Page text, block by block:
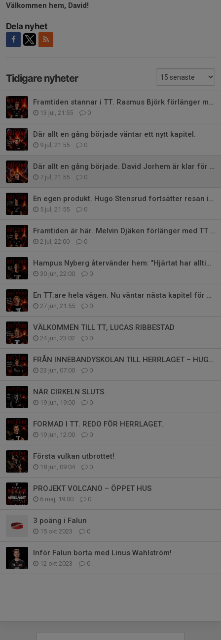
Välkommen hem, David!
Dela nyhet
Tidigare nyheter
Framtiden stannar i TT. Rasmus Björk förlänger med TT Herr!
13 jul, 21:55 0
Där allt en gång började väntar ett nytt kapitel.
9 jul, 21:55 0
Där allt en gång började. David Jorhem är klar för TT Herr!
7 jul, 21:55 0
En egen produkt. Hugo Stensrud fortsätter resan i TT Herr!
5 jul, 21:55 0
Framtiden är här. Melvin Djäken förlänger med TT Herr!
2 jul, 22:00 0
Hampus Nyberg återvänder hem: "Hjärtat har alltid slagit hårt för TT"
30 jun, 22:00 0
En TT:are hela vägen. Nu väntar nästa kapitel för Nils Carvbo.
27 jun, 21:55 0
VÄLKOMMEN TILL TT, LUCAS RIBBESTAD
24 jun, 23:02 0
FRÅN INNEBANDYSKOLAN TILL HERRLAGET – HUGO FORTSÄTTER RESAN I TT
23 jun, 07:00 0
NÄR CIRKELN SLUTS.
19 jun, 19:00 0
FORMAD I TT. REDO FÖR HERRLAGET.
19 jun, 12:00 0
Första vulkan utbrottet!
18 jun, 09:04 0
PROJEKT VOLCANO – ÖPPET HUS
6 maj, 19:00 0
3 poäng i Falun
15 okt 2023 0
Inför Falun borta med Linus Wahlström!
12 okt 2023 0